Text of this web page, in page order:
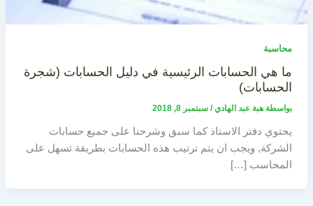
محاسبة
ما هي الحسابات الرئيسية في دليل الحسابات (شجرة
الحسابات)
بواسطة هبة عبد الهادي/ سبتمبر 8, 2018
يحتوي دفتر الاستاذ كما سبق وشرحنا على جميع حسابات
الشركة, ويجب ان يتم ترتيب هذه الحسابات بطريقة تسهل على
المحاسب […]